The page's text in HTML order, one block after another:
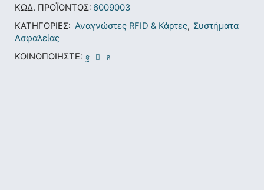
ΚΩΔ. ΠΡΟΪΌΝΤΟΣ: 6009003
ΚΑΤΗΓΟΡΊΕΣ: Αναγνώστες RFID & Κάρτες, Συστήματα
Ασφαλείας
ΚΟΙΝΟΠΟΙΉΣΤΕ: